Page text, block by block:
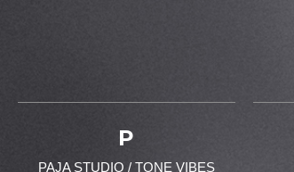
P
PAJA STUDIO / TONE VIBES